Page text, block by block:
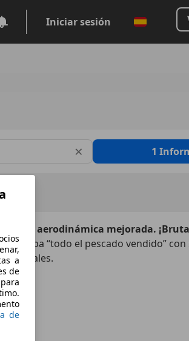
Iniciar sesión
a
de
de
× 1
peso y aerodinámica mejorada.
estaba “todo el pescado vendido” con